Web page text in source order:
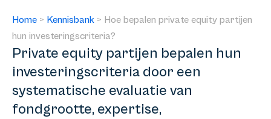
Home > Kennisbank > Hoe bepalen private equity partijen
hun investeringscriteria?
Private equity partijen bepalen hun
investeringscriteria door een
systematische evaluatie van
fondgrootte, expertise,